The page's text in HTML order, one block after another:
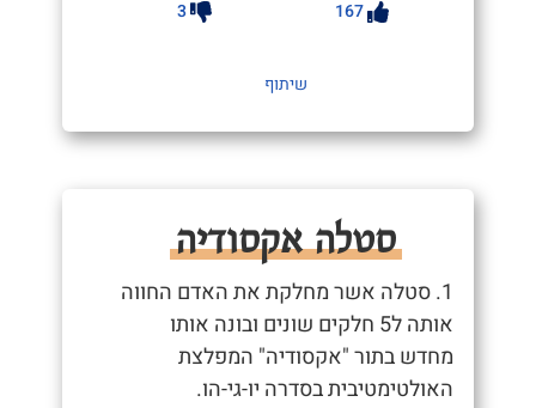
167
3
שיתוף
סטלה אקסודיה
1. סטלה אשר מחלקת את האדם החווה
אותה ל5 חלקים שונים ובונה אותו
מחדש בתור "אקסודיה" המפלצת
האולטימטיבית בסדרה יו-גי-הו.